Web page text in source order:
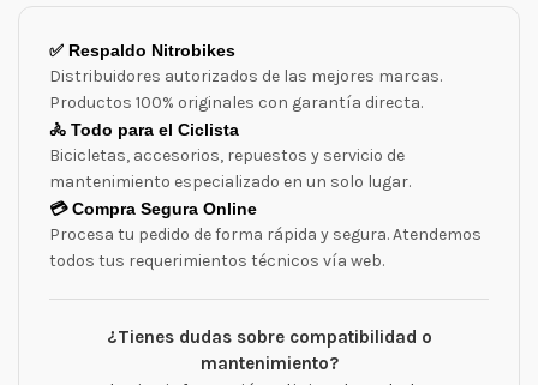
✅ Respaldo Nitrobikes
Distribuidores autorizados de las mejores marcas.
Productos 100% originales con garantía directa.
🚴 Todo para el Ciclista
Bicicletas, accesorios, repuestos y servicio de
mantenimiento especializado en un solo lugar.
💳 Compra Segura Online
Procesa tu pedido de forma rápida y segura. Atendemos
todos tus requerimientos técnicos vía web.
¿Tienes dudas sobre compatibilidad o
mantenimiento?